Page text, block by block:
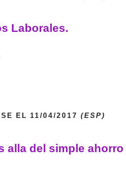
Laborales.
EL 11/04/2017 (ESP)
alla del simple